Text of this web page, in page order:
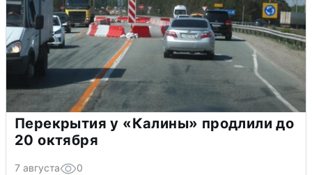
Перекрытия у «Калины» продлили до
20 октября
7 августа 0